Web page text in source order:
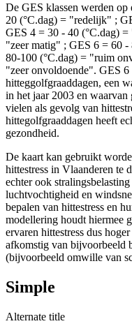
De GES klassen werden
20 (°C.dag) = "redelijk" ;
GES 4 = 30 - 40 (°C.dag)
"zeer matig" ; GES 6 = 60
80-100 (°C.dag) = "ruim
"zeer onvoldoende". GES 6
hitteggolfgraaddagen, een
in het jaar 2003 en waarvan
vielen als gevolg van
hittegolfgraaddagen heeft
gezondheid.
De kaart kan gebruikt
hittestress in Vlaanderen te
echter ook
luchtvochtigheid en
bepalen van hittestress en
modellering houdt hiermee
ervaren hittestress dus
afkomstig van bijvoorbeeld
(bijvoorbeeld omwille van
Simple
Alternate title